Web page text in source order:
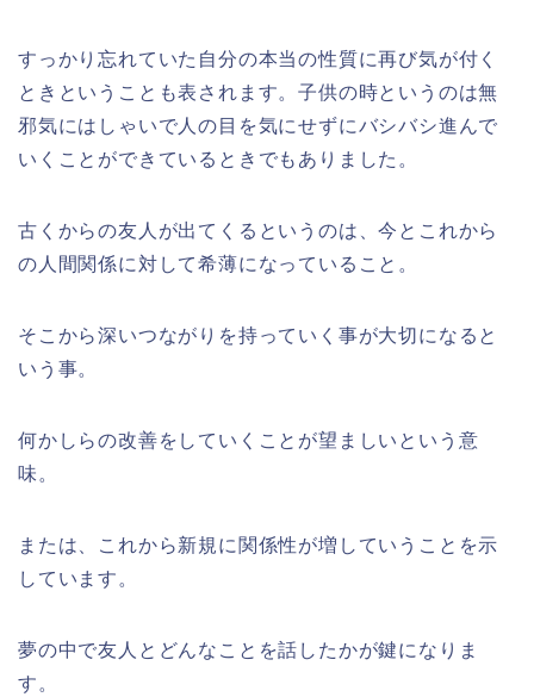
すっかり忘れていた自分の本当の性質に再び気が付く
ときということも表されます。子供の時というのは無
邪気にはしゃいで人の目を気にせずにバシバシ進んで
いくことができているときでもありました。
古くからの友人が出てくるというのは、今とこれから
の人間関係に対して希薄になっていること。
そこから深いつながりを持っていく事が大切になると
いう事。
何かしらの改善をしていくことが望ましいという意
味。
または、これから新規に関係性が増していうことを示
しています。
夢の中で友人とどんなことを話したかが鍵になりま
す。